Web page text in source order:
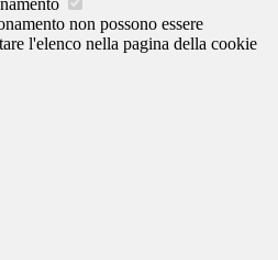
non possono essere
l'elenco nella pagina della cookie